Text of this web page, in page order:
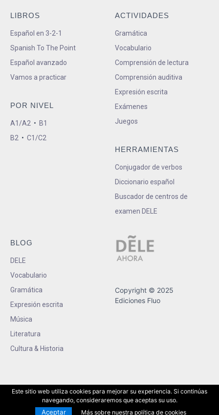
LIBROS
Español en 3-2-1
Spanish To The Point
Español avanzado
Vamos a practicar
POR NIVEL
A1/A2 • B1
B2 • C1/C2
ACTIVIDADES
Gramática
Vocabulario
Comprensión de lectura
Comprensión auditiva
Expresión escrita
Exámenes
Juegos
HERRAMIENTAS
Conjugador de verbos
Diccionario español
Buscador de centros de
examen DELE
BLOG
DELE
Vocabulario
Gramática
Expresión escrita
Música
Literatura
Cultura & Historia
Copyright © 2025
Ediciones Fluo
Este sitio web utiliza cookies para mejorar su experiencia. Si continúas
navegando, consideraremos que aceptas su uso.
Aceptar Más sobre nuestra política de cookies